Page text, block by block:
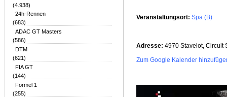
(4.938)
24h-Rennen
(683)
ADAC GT Masters
(586)
DTM
(621)
FIA GT
(144)
Formel 1
(255)
Veranstaltungsort: Spa (B)
Adresse: 4970 Stavelot, Circuit
Zum Google Kalender